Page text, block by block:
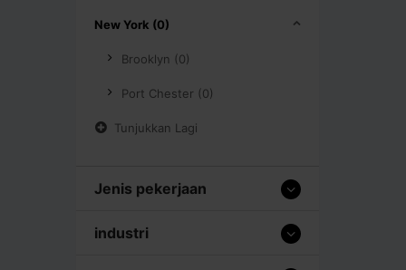
New York (0)
Brooklyn (0)
Port Chester (0)
Tunjukkan Lagi
Jenis pekerjaan
industri